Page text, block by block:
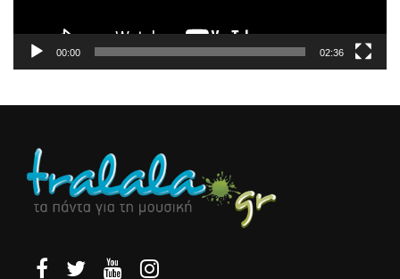
00:00 02:36